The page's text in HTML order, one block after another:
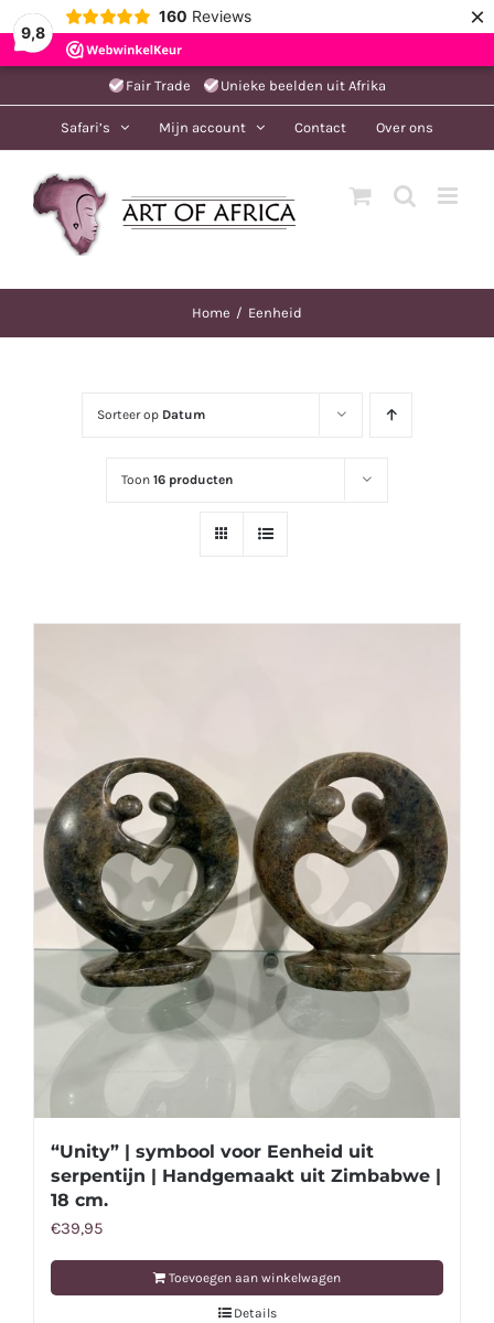
9,8
160 Reviews ×
naar
Fair Trade Unieke beelden uit Afrika
Safari’s Mijn account Contact Over ons
Home Eenheid
Sorteer op Datum
Toon16 producten
“Unity” | symbool voor Eenheid uit
serpentijn | Handgemaakt uit Zimbabwe |
18 cm.
€39,95
Toevoegen aan winkelwagen
Details